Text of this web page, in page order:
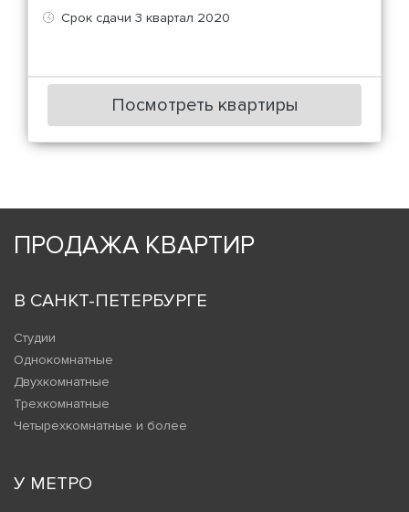
Срок сдачи 3 квартал 2020
Посмотреть квартиры
ПРОДАЖА КВАРТИР
В САНКТ-ПЕТЕРБУРГЕ
Студии
Однокомнатные
Двухкомнатные
Трехкомнатные
Четырехкомнатные и более
У МЕТРО